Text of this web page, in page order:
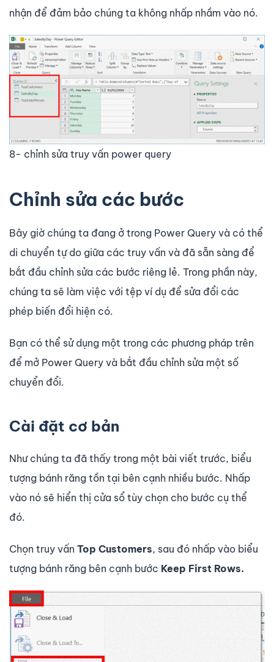
nhận để đảm bảo chúng ta không nhấp nhầm vào nó.
8- chỉnh sửa truy vấn power query
Chỉnh sửa các bước
Bây giờ chúng ta đang ở trong Power Query và có thể
di chuyển tự do giữa các truy vấn và đã sẵn sàng để
bắt đầu chỉnh sửa các bước riêng lẻ. Trong phần này,
chúng ta sẽ làm việc với tệp ví dụ để sửa đổi các
phép biến đổi hiện có.
Bạn có thể sử dụng một trong các phương pháp trên
để mở Power Query và bắt đầu chỉnh sửa một số
chuyển đổi.
Cài đặt cơ bản
Như chúng ta đã thấy trong một bài viết trước, biểu
tượng bánh răng tồn tại bên cạnh nhiều bước. Nhấp
vào nó sẽ hiển thị cửa sổ tùy chọn cho bước cụ thể
đó.
Chọn truy vấn Top Customers, sau đó nhấp vào biểu
tượng bánh răng bên cạnh bước Keep First Rows.